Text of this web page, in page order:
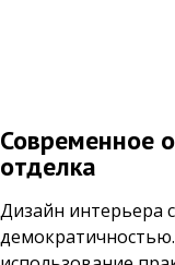
Современное
отделка
Дизайн интерьера